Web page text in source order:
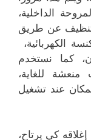
الداخلية،
التنظيف عن طريق
الكهربائية،
كما نستخدم
للغاية،
عند تشغيل
كي يرتاح،